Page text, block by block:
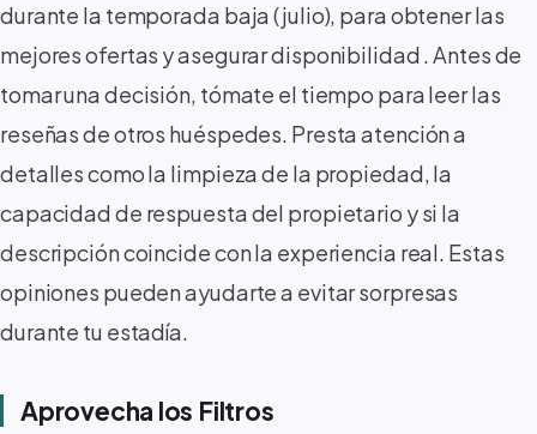
durante la temporada baja (julio), para obtener las
mejores ofertas y asegurar disponibilidad. Antes de
tomar una decisión, tómate el tiempo para leer las
reseñas de otros huéspedes. Presta atención a
detalles como la limpieza de la propiedad, la
capacidad de respuesta del propietario y si la
descripción coincide con la experiencia real. Estas
opiniones pueden ayudarte a evitar sorpresas
durante tu estadía.
Aprovecha los Filtros